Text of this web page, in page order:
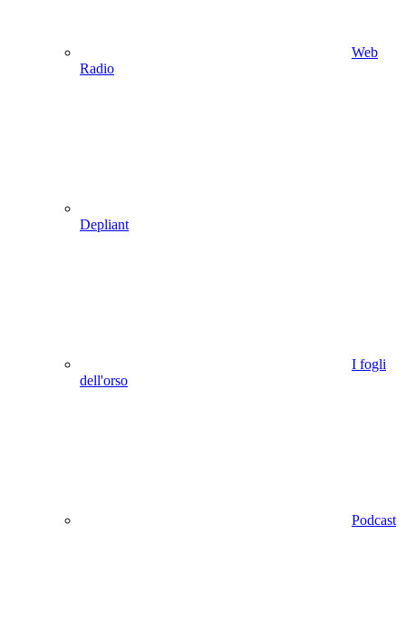
Web
Radio
Depliant
I fogli
dell'orso
Podcast